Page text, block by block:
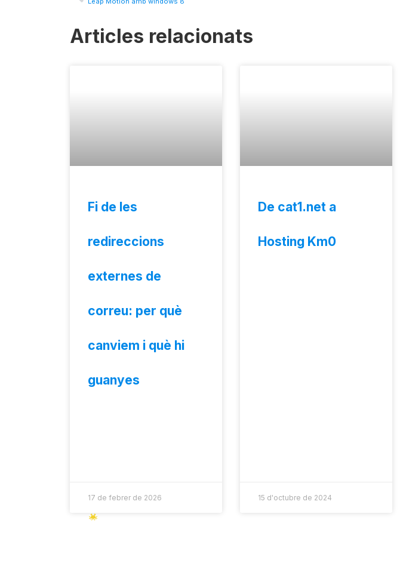
Articles relacionats
Fi de les
redireccions
externes de
correu: per què
canviem i què hi
guanyes
17 de febrer de 2026
De cat1.net a
Hosting Km0
15 d'octubre de 2024